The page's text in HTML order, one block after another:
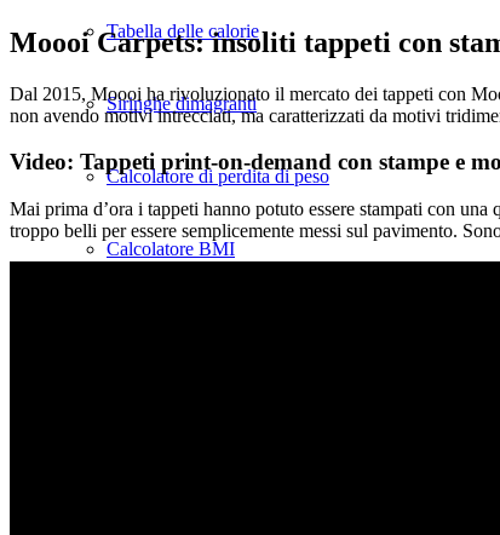
Tabella delle calorie
Siringhe dimagranti
Calcolatore di perdita di peso
Calcolatore BMI
Moooi Carpets: insoliti tappeti con
Dal 2015, Moooi ha rivoluzionato il mercato dei tappeti con
non avendo motivi intrecciati, ma caratterizzati da motivi
Video: Tappeti print-on-demand con stampe e
Mai prima d’ora i tappeti hanno potuto essere stampati con
troppo belli per essere semplicemente messi sul pavimento.